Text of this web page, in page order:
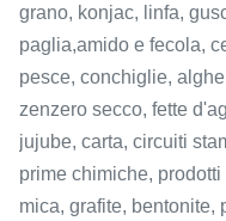
grano, konjac, linfa,
paglia,amido e fecola,
pesce, conchiglie,
zenzero secco, fette
jujube, carta, circuiti
prime chimiche,
mica, grafite, bentonite,